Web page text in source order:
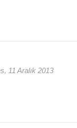
11 Aralık 2013